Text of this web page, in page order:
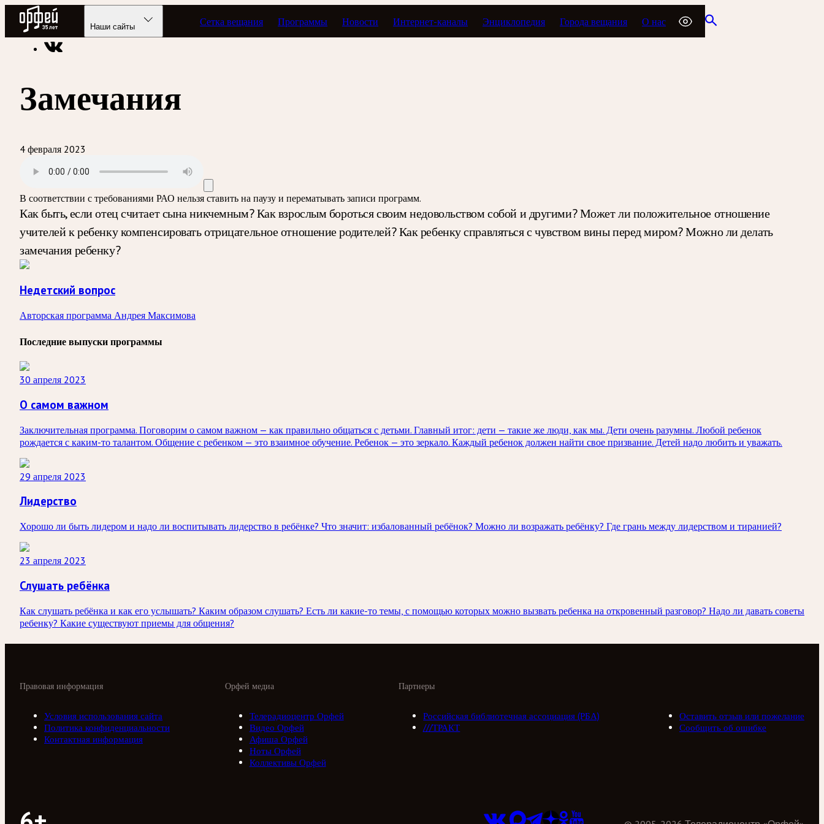
Радио Орфей
Наши сайты Сетка вещания Программы Новости Интернет-каналы Энциклопедия Города вещания О нас
Радио классической музыки «Орфей» Подкасты Недетский вопрос
Замечания
4 февраля 2023
В соответствии с требованиями РАО нельзя ставить на паузу и перематывать записи программ.
Как быть, если отец считает сына никчемным? Как взрослым бороться своим недовольством собой и другими? Может ли положительное отношение
учителей к ребенку компенсировать отрицательное отношение родителей? Как ребенку справляться с чувством вины перед миром? Можно ли делать
замечания ребенку?
Недетский вопрос
Авторская программа Андрея Максимова
Последние выпуски программы
30 апреля 2023
О самом важном
Заключительная программа. Поговорим о самом важном — как правильно общаться с детьми. Главный итог: дети — такие же люди, как мы. Дети очень разумны. Любой ребенок
рождается с каким-то талантом. Общение с ребенком — это взаимное обучение. Ребенок — это зеркало. Каждый ребенок должен найти свое призвание. Детей надо любить и уважать.
29 апреля 2023
Лидерство
Хорошо ли быть лидером и надо ли воспитывать лидерство в ребёнке? Что значит: избалованный ребёнок? Можно ли возражать ребёнку? Где грань между лидерством и тиранией?
23 апреля 2023
Слушать ребёнка
Как слушать ребёнка и как его услышать? Каким образом слушать? Есть ли какие-то темы, с помощью которых можно вызвать ребенка на откровенный разговор? Надо ли давать советы
ребенку? Какие существуют приемы для общения?
Орфей медиа
Телерадиоцентр Орфей
Видео Орфей
Афиша Орфей
Ноты Орфей
Коллективы Орфей
Партнеры
Российская библиотечная ассоциация (РБА)
///ТРАКТ
Правовая информация
Условия использования сайта
Политика конфиденциальности
Контактная информация
Оставить отзыв или пожелание
Сообщить об ошибке